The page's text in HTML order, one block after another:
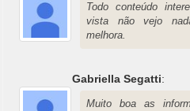
Todo conteúdo
vista não vejo
melhora.
Gabriella Segatti:
Muito boa as